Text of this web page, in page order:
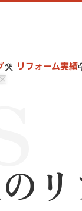
リフォーム実績